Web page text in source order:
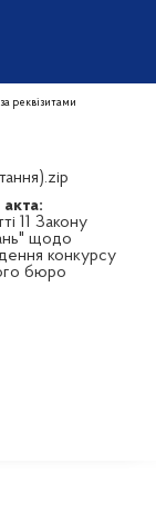
реквізитами
11 Закону
щодо
конкурсу
бюро